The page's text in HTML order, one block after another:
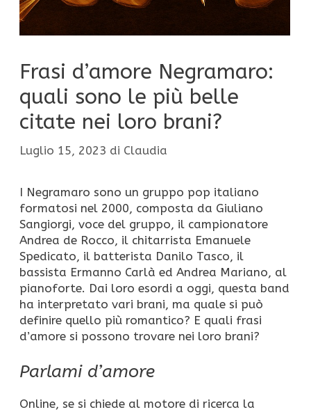
Frasi d’amore Negramaro:
quali sono le più belle
citate nei loro brani?
Luglio 15, 2023 di Claudia
I Negramaro sono un gruppo pop italiano
formatosi nel 2000, composta da Giuliano
Sangiorgi, voce del gruppo, il campionatore
Andrea de Rocco, il chitarrista Emanuele
Spedicato, il batterista Danilo Tasco, il
bassista Ermanno Carlà ed Andrea Mariano, al
pianoforte. Dai loro esordi a oggi, questa band
ha interpretato vari brani, ma quale si può
definire quello più romantico? E quali frasi
d’amore si possono trovare nei loro brani?
Parlami d’amore
Online, se si chiede al motore di ricerca la